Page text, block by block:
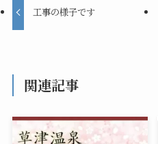
工事の様子です
関連記事